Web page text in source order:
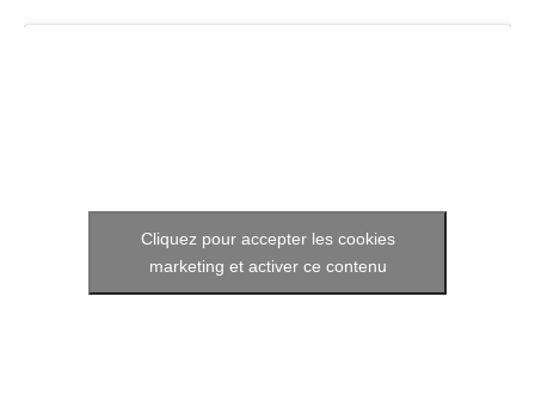
Cliquez pour accepter les cookies
marketing et activer ce contenu